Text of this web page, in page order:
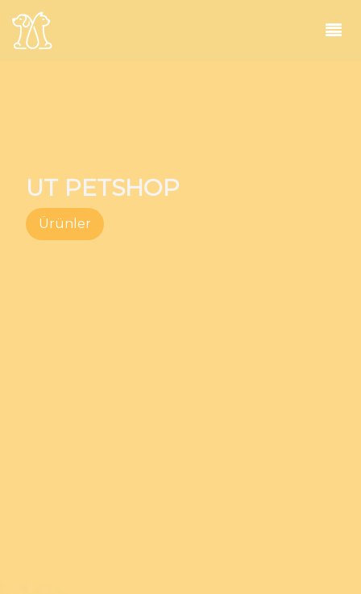
UT PETSHOP
Ürünler